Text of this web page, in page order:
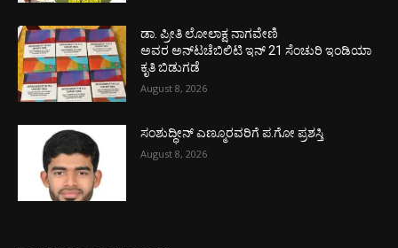
ಡಾ. ಪ್ರೀತಿ ಲೋಲಾಕ್ಷ ನಾಗವೇಣಿ
ಅವರ ಅನ್‌ಟಚೆಬಿಲಿಟಿ ಇನ್ 21 ಸೆಂಚುರಿ ಇಂಡಿಯಾ
ಕೃತಿ ಬಿಡುಗಡೆ
August 8, 2026
ಸಂಶುದ್ಧೀನ್ ಎಣ್ಮೂರವರಿಗೆ ಪ.ಗೋ ಪ್ರಶಸ್ತಿ
August 8, 2026